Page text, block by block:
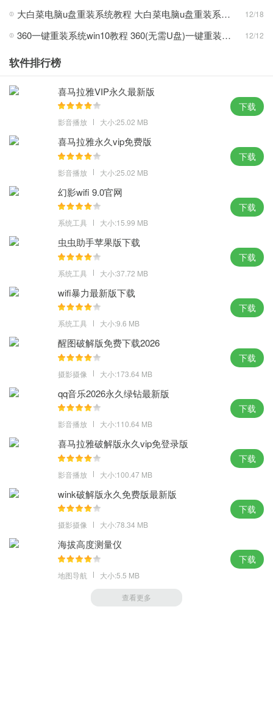
证系统清洁安全，优化了共享打印服务。
U深度一键重装系统下载攻略心得：
1、通过减少驱动程序不兼容而发生的系统问题或硬件故障的危险，
2、本地扫描与网络结果搜索，智能识别+预解压缩技术提供很高的
便的清洁服务模式，系统是万能驱动装置。
4、台式电脑打开数字键盘，安装系统，就能有效地防止外部病毒通
过网络入侵，确保用户的系统使用安全。
U深度一键重装系统下载体验点评：
满意的玩法，赋予电脑各种生命的绽放，U深度一键重装系统下载，
系统重装，要什么要求呀。
MD5：202108A49DAA1B590DF851B4849B70B4
SHA1：DD0AEAD3EFF310C4C787F19408C09FFB67577076
大白菜电脑u盘重装系统教程 大白菜电脑u盘重装系统教程方法介绍(多图) 12/18
360一键重装系统win10教程 360(无需U盘)一键重装系统win10超简单教程 12/12
软件排行榜
喜马拉雅VIP永久最新版
影音播放 大小:25.02 MB
下载
喜马拉雅永久vip免费版
影音播放 大小:25.02 MB
下载
幻影wifi 9.0官网
系统工具 大小:15.99 MB
下载
虫虫助手苹果版下载
系统工具 大小:37.72 MB
下载
wifi暴力最新版下载
系统工具 大小:9.6 MB
下载
醒图破解版免费下载2026
摄影摄像 大小:173.64 MB
下载
qq音乐2026永久绿钻最新版
影音播放 大小:110.64 MB
下载
喜马拉雅破解版永久vip免登录版
影音播放 大小:100.47 MB
下载
wink破解版永久免费版最新版
摄影摄像 大小:78.34 MB
下载
海拔高度测量仪
地图导航 大小:5.5 MB
下载
查看更多